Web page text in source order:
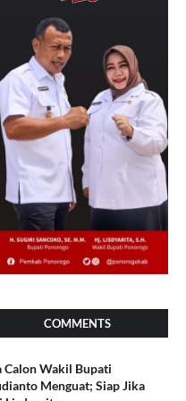
COMMENTS
Calon Wakil Bupati
Menguat; Siap Jika